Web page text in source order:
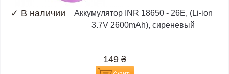
✓ В наличии
Аккумулятор INR 18650 - 26E, (Li-ion
3.7V 2600mAh), сиреневый
149 ₴